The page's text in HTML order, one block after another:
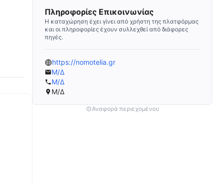
Πληροφορίες Επικοινωνίας
Η καταχώρηση έχει γίνει από χρήστη της πλατφόρμας
και οι πληροφορίες έχουν συλλεχθεί από διάφορες
πηγές.
https://nomotelia.gr
Μ/Δ
Μ/Δ
Μ/Δ
Αναφορά περιεχομένου